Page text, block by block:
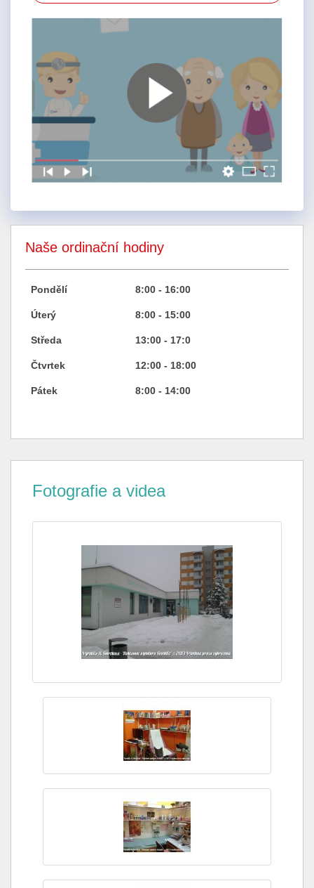
Naše ordinační hodiny
Pondělí 8:00 - 16:00
Úterý 8:00 - 15:00
Středa 13:00 - 17:0
Čtvrtek 12:00 - 18:00
Pátek 8:00 - 14:00
Fotografie a videa